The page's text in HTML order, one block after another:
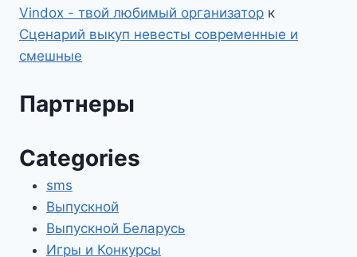
Vindox - твой любимый организатор к
Сценарий выкуп невесты современные и
смешные
Партнеры
Categories
sms
Выпускной
Выпускной Беларусь
Игры и Конкурсы